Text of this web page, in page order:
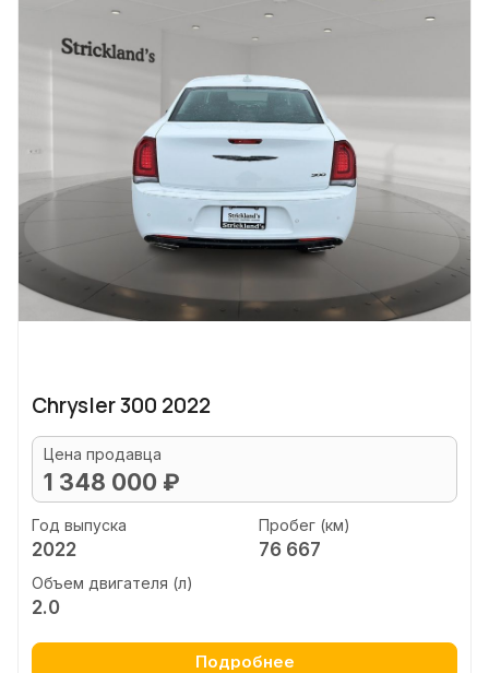
Chrysler 300 2022
Цена продавца
1 348 000 ₽
Год выпуска
2022
Пробег (км)
76 667
Объем двигателя (л)
2.0
Подробнее